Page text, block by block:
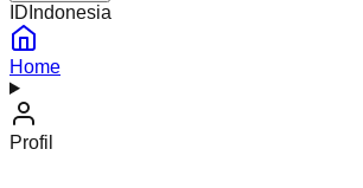
ID Indonesia
Home
Profil